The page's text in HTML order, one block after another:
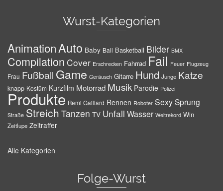
Wurst-Kategorien
AnimationAuto Baby Ball Basketball Bilder BMX
Compilation Cover Erschrecken Fahrrad Fail Feuer Flugzeug
Frau Fußball Game Geräusch Gitarre Hund Junge Katze
knapp Kostüm Kurzfilm Motorrad Musik Parodie Polizei
Produkte Remi Gaillard Rennen Roboter SexySprung
Straße Streich Tanzen TV Unfall Wasser Weltrekord Win
Zeitlupe Zeitraffer
Alle Kategorien
Folge-Wurst